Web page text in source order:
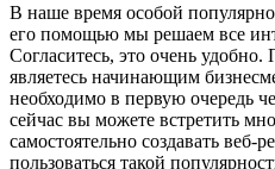
В наше время особой
его помощью мы решаем все
Согласитесь, это очень
являетесь начинающим
необходимо в первую очередь
сейчас вы можете встретить
самостоятельно создавать веб-
пользоваться такой